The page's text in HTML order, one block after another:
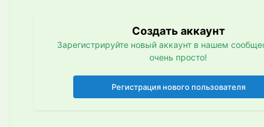
Создать аккаунт
Зарегистрируйте новый аккаунт в нашем
очень просто!
Регистрация нового пользователя